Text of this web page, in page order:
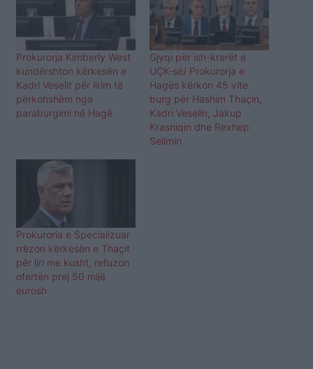
Prokurorja Kimberly West
kundërshton kërkesën e
Kadri Veselit për lirim të
përkohshëm nga
paraburgimi në Hagë
Gjyqi për ish-krerët e
UÇK-së/ Prokurorja e
Hagës kërkon 45 vite
burg për Hashim Thaçin,
Kadri Veselin, Jakup
Krasniqin dhe Rexhep
Selimin
Prokuroria e Specializuar
rrëzon kërkesën e Thaçit
për liri me kusht, refuzon
ofertën prej 50 mijë
eurosh